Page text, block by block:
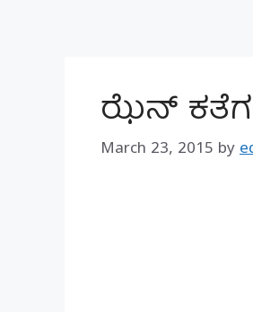
ಝೆನ್
March 23, 2015 by